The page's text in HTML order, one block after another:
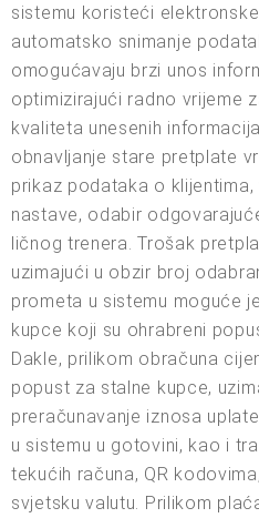
sistemu koristeći
automatsko snimanje
omogućavaju brzi unos
optimizirajući radno vrijeme
kvaliteta unesenih
obnavljanje stare pretplate
prikaz podataka o klijentima,
nastave, odabir
ličnog trenera. Trošak
uzimajući u obzir broj
prometa u sistemu moguće
kupce koji su ohrabreni
Dakle, prilikom obračuna
popust za stalne kupce,
preračunavanje iznosa
u sistemu u gotovini, kao i
tekućih računa, QR
svjetsku valutu. Prilikom